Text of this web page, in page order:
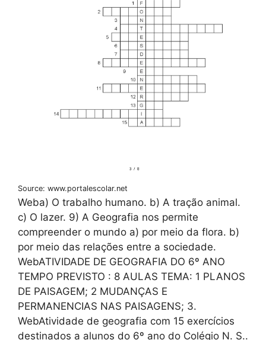
Source: www.portalescolar.net
Weba) O trabalho humano. b) A tração animal.
c) O lazer. 9) A Geografia nos permite
compreender o mundo a) por meio da flora. b)
por meio das relações entre a sociedade.
WebATIVIDADE DE GEOGRAFIA DO 6º ANO
TEMPO PREVISTO : 8 AULAS TEMA: 1 PLANOS
DE PAISAGEM; 2 MUDANÇAS E
PERMANENCIAS NAS PAISAGENS; 3.
WebAtividade de geografia com 15 exercícios
destinados a alunos do 6º ano do Colégio N. S..